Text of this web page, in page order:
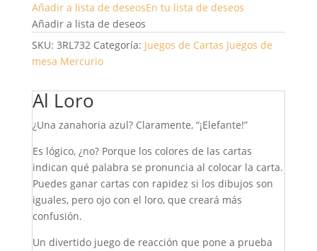
Añadir a lista de deseosEn tu lista de deseos
Añadir a lista de deseos
SKU: 3RL732 Categoría: Juegos de Cartas Juegos de
mesa Mercurio
Al Loro
¿Una zanahoria azul? Claramente, “¡Elefante!”
Es lógico, ¿no? Porque los colores de las cartas
indican qué palabra se pronuncia al colocar la carta.
Puedes ganar cartas con rapidez si los dibujos son
iguales, pero ojo con el loro, que creará más
confusión.
Un divertido juego de reacción que pone a prueba